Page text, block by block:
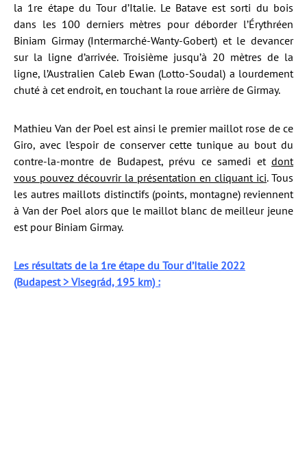
la 1re étape du Tour d’Italie. Le Batave est sorti du bois
dans les 100 derniers mètres pour déborder l’Érythréen
Biniam Girmay (Intermarché-Wanty-Gobert) et le devancer
sur la ligne d’arrivée. Troisième jusqu’à 20 mètres de la
ligne, l’Australien Caleb Ewan (Lotto-Soudal) a lourdement
chuté à cet endroit, en touchant la roue arrière de Girmay.
Mathieu Van der Poel est ainsi le premier maillot rose de ce
Giro, avec l’espoir de conserver cette tunique au bout du
contre-la-montre de Budapest, prévu ce samedi et dont
vous pouvez découvrir la présentation en cliquant ici. Tous
les autres maillots distinctifs (points, montagne) reviennent
à Van der Poel alors que le maillot blanc de meilleur jeune
est pour Biniam Girmay.
Les résultats de la 1re étape du Tour d’Italie 2022
(Budapest > Visegrád, 195 km) :